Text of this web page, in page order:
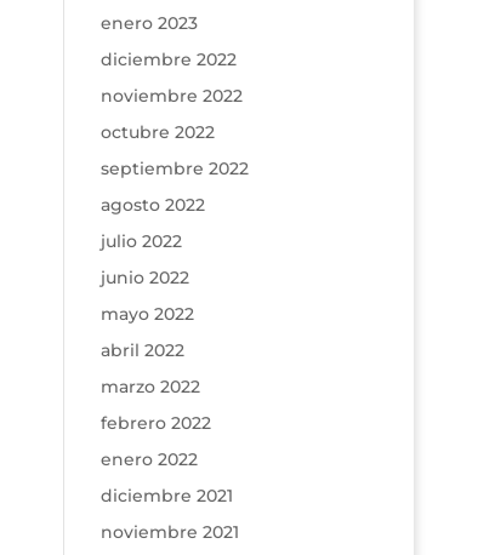
enero 2023
diciembre 2022
noviembre 2022
octubre 2022
septiembre 2022
agosto 2022
julio 2022
junio 2022
mayo 2022
abril 2022
marzo 2022
febrero 2022
enero 2022
diciembre 2021
noviembre 2021